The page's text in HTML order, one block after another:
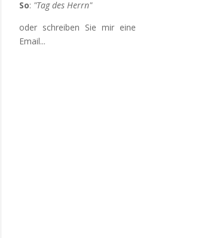
So: "Tag des Herrn"
oder schreiben Sie mir eine
Email...